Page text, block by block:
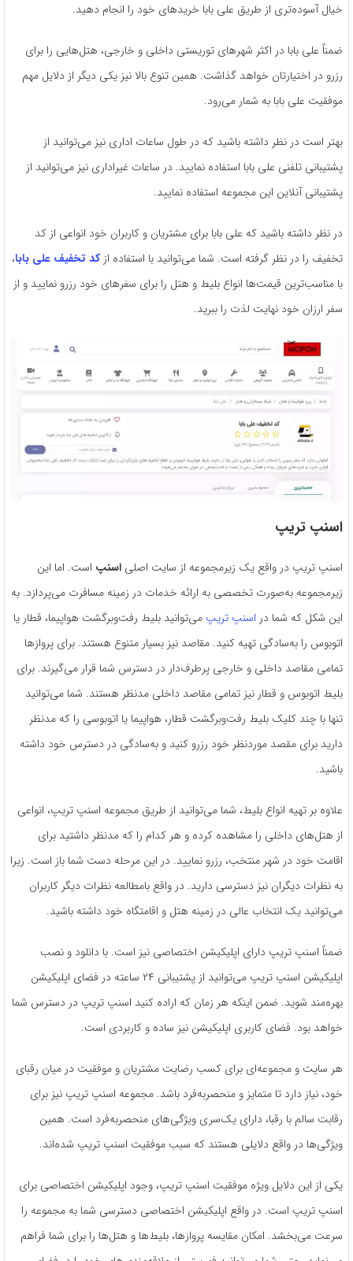
خیال آسوده‌تری از طریق علی بابا خریدهای خود را انجام دهید.
ضمناً علی بابا در اکثر شهرهای توریستی داخلی و خارجی، هتل‌هایی را برای
رزرو در اختیارتان خواهد گذاشت. همین تنوع بالا نیز یکی دیگر از دلایل مهم
موفقیت علی بابا به شمار می‌رود.
بهتر است در نظر داشته باشید که در طول ساعات اداری نیز می‌توانید از
پشتیبانی تلفنی علی بابا استفاده نمایید. در ساعات غیراداری نیز می‌توانید از
پشتیبانی آنلاین این مجموعه استفاده نمایید.
در نظر داشته باشید که علی بابا برای مشتریان و کاربران خود انواعی از کد
تخفیف را در نظر گرفته است. شما می‌توانید با استفاده ازکد تخفیف علی بابا،
با مناسب‌ترین قیمت‌ها انواع بلیط و هتل را برای سفرهای خود رزرو نمایید و از
سفر ارزان خود نهایت لذت را ببرید.
اسنپ تریپ
اسنپ تریپ در واقع یک زیرمجموعه از سایت اصلی اسنپ است. اما این
زیرمجموعه به‌صورت تخصصی به ارائه خدمات در زمینه مسافرت می‌پردازد. به
این شکل که شما در اسنپ تریپ می‌توانید بلیط رفت‌وبرگشت هواپیما، قطار یا
اتوبوس را به‌سادگی تهیه کنید. مقاصد نیز بسیار متنوع هستند. برای پروازها
تمامی مقاصد داخلی و خارجی پرطرف‌دار در دسترس شما قرار می‌گیرند. برای
بلیط اتوبوس و قطار نیز تمامی مقاصد داخلی مدنظر هستند. شما می‌توانید
تنها با چند کلیک بلیط رفت‌وبرگشت قطار، هواپیما یا اتوبوسی را که مدنظر
دارید برای مقصد موردنظر خود رزرو کنید و به‌سادگی در دسترس خود داشته
باشید.
علاوه بر تهیه انواع بلیط، شما می‌توانید از طریق مجموعه اسنپ تریپ، انواعی
از هتل‌های داخلی را مشاهده کرده و هر کدام را که مدنظر داشتید برای
اقامت خود در شهر منتخب، رزرو نمایید. در این مرحله دست شما باز است. زیرا
به نظرات دیگران نیز دسترسی دارید. در واقع بامطالعه نظرات دیگر کاربران
می‌توانید یک انتخاب عالی در زمینه هتل و اقامتگاه خود داشته باشید.
ضمناً اسنپ تریپ دارای اپلیکیشن اختصاصی نیز است. با دانلود و نصب
اپلیکیشن اسنپ تریپ می‌توانید از پشتیبانی ۲۴ ساعته در فضای اپلیکیشن
بهره‌مند شوید. ضمن اینکه هر زمان که اراده کنید اسنپ تریپ در دسترس شما
خواهد بود. فضای کاربری اپلیکیشن نیز ساده و کاربردی است.
هر سایت و مجموعه‌ای برای کسب رضایت مشتریان و موفقیت در میان رقبای
خود، نیاز دارد تا متمایز و منحصربه‌فرد باشد. مجموعه اسنپ تریپ نیز برای
رقابت سالم با رقبا، دارای یک‌سری ویژگی‌های منحصربه‌فرد است. همین
ویژگی‌ها در واقع دلایلی هستند که سبب موفقیت اسنپ تریپ شده‌اند.
یکی از این دلایل ویژه موفقیت اسنپ تریپ، وجود اپلیکیشن اختصاصی برای
اسنپ تریپ است. در واقع اپلیکیشن اختصاصی دسترسی شما به مجموعه را
سرعت می‌بخشد. امکان مقایسه پروازها، بلیط‌ها و هتل‌ها را برای شما فراهم